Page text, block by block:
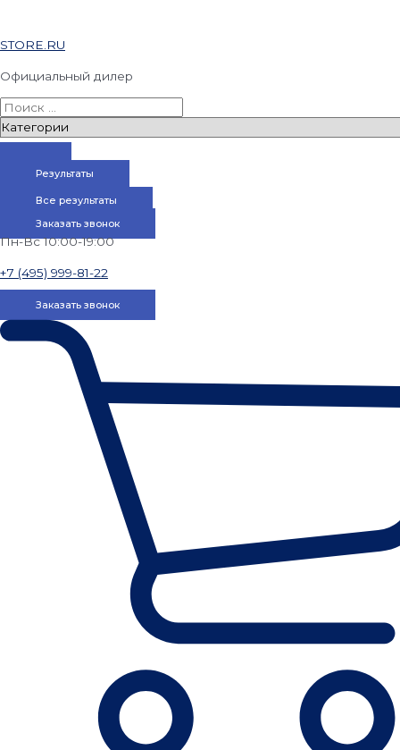
STORE.RU
Официальный дилер
Результаты
Все результаты
Заказать звонок
Пн-Вс 10:00-19:00
+7 (495) 999-81-22
Заказать звонок